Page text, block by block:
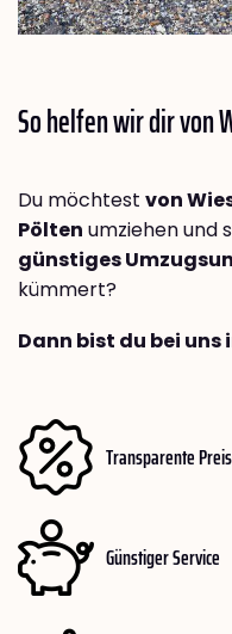
So helfen wir dir von
Du möchtest von
Pölten umziehen und
günstiges
kümmert?
Dann bist du bei
Transparente
Günstiger Service